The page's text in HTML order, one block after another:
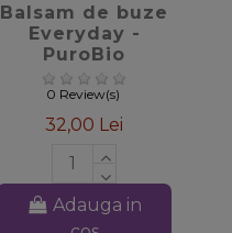
Balsam de buze
Everyday -
PuroBio
Cosmetics
0 Review(s)
32,00 Lei
Adauga in